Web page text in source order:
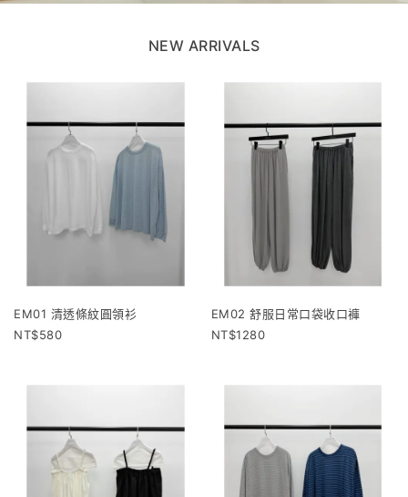
NEW ARRIVALS
EM01 清透條紋圓領衫
580
EM02 舒服日常口袋收口褲
1280